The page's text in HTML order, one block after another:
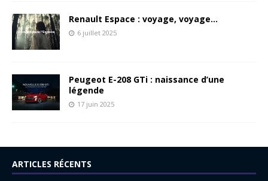
Renault Espace : voyage, voyage…
6 juillet 2025
Peugeot E-208 GTi : naissance d’une
légende
17 juin 2025
ARTICLES RÉCENTS